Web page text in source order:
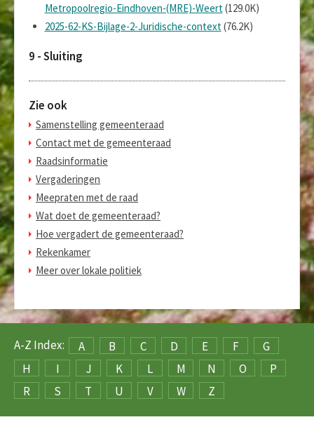
Metropoolregio-Eindhoven-(MRE)-Weert (129.0K)
2025-62-KS-Bijlage-2-Juridische-context (76.2K)
9 - Sluiting
Zie ook
Samenstelling gemeenteraad
Contact met de gemeenteraad
Raadsinformatie
Vergaderingen
Meepraten met de raad
Wat doet de gemeenteraad?
Hoe vergadert de gemeenteraad?
Rekenkamer
Meer over lokale politiek
A-Z Index: A B C D E F
G
H
I J K L M N O
P
R
S T U V W Z